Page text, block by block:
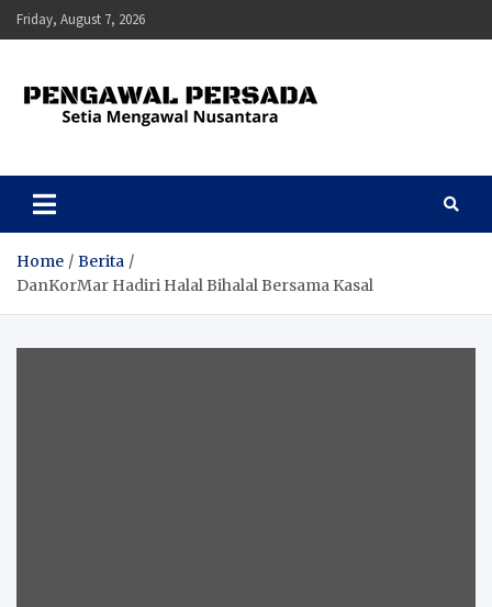
Skip
to
Friday, August 7, 2026
Pengawal Persada
Home
Berita
DanKorMar Hadiri Halal Bihalal Bersama Kasal